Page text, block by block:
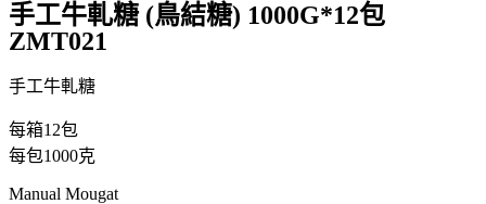
手工牛軋糖 (鳥結糖) 1000G*12包
ZMT021
手工牛軋糖
每箱12包
每包1000克
Manual Mougat